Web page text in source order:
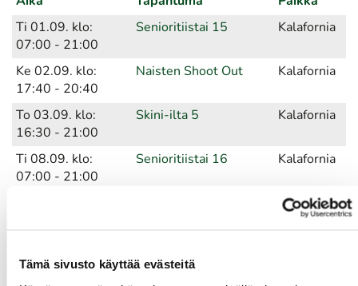
Tämä sivusto käyttää evästeitä
Ti 01.09. klo:
07:00 - 21:00
Senioritiistai 15 Kalafornia
Ke 02.09. klo:
17:40 - 20:40
Naisten Shoot Out Kalafornia
To 03.09. klo:
16:30 - 21:00
Skini-ilta 5 Kalafornia
Ti 08.09. klo:
07:00 - 21:00
Senioritiistai 16 Kalafornia
Kalafornia
14:00 - 19:00
Mestaruus